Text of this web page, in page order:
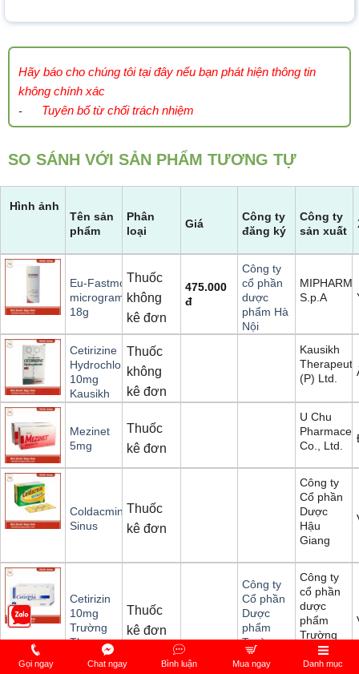
Hãy báo cho chúng tôi tại đây nếu bạn phát hiện thông tin
không chính xác
- Tuyên bố từ chối trách nhiệm
SO SÁNH VỚI SẢN PHẨM TƯƠNG TỰ
Hình ảnh
Tên sản
phẩm
Phân
loại
Giá
Công ty
đăng ký
Công ty
sản xuất
Eu-Fastmome 50
micrograms/actuation
18g
Thuốc
không
kê đơn
475.000
đ
Công ty
cổ phần
dược
phẩm Hà
Nội
MIPHARM
S.p.A
Cetirizine
Hydrochloride
10mg
Kausikh
Thuốc
không
kê đơn
Kausikh
(P) Ltd.
Mezinet
5mg
Thuốc
kê đơn
U Chu
Co., Ltd.
Coldacmin
Sinus
Thuốc
kê đơn
Công ty
Cổ phần
Dược
Hậu
Giang
Cetirizin
10mg
Trường
Thọ
Thuốc
kê đơn
Công ty
Cổ phần
Dược
phẩm
Trường
Thọ
Công ty
cổ phần
dược
phẩm
Trường
Thọ
Gọi ngay Chat ngay Bình luận Mua ngay Danh mục